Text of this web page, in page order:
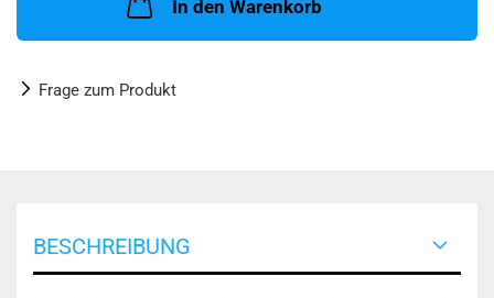
In den Warenkorb
Frage zum Produkt
BESCHREIBUNG